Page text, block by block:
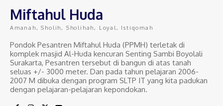
Miftahul Huda
Amanah, Sholih, Sholihah, Loyal, Istiqomah
Pondok Pesantren Miftahul Huda (PPMH) terletak di
komplek masjid Al-Huda kencuran Senting Sambi Boyolali
Surakarta, Pesantren tersebut di bangun di atas tanah
seluas +/- 3000 meter. Dan pada tahun pelajaran 2006-
2007 M dibuka dengan program SLTP IT yang kita padukan
dengan pelajaran-pelajaran kepondokan.